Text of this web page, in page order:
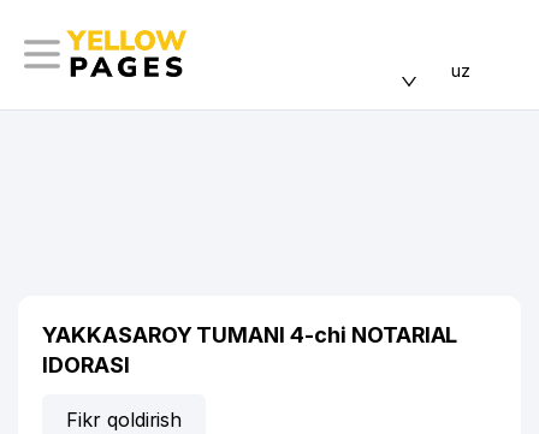
uz
YAKKASAROY TUMANI 4-chi NOTARIAL
IDORASI
Fikr qoldirish